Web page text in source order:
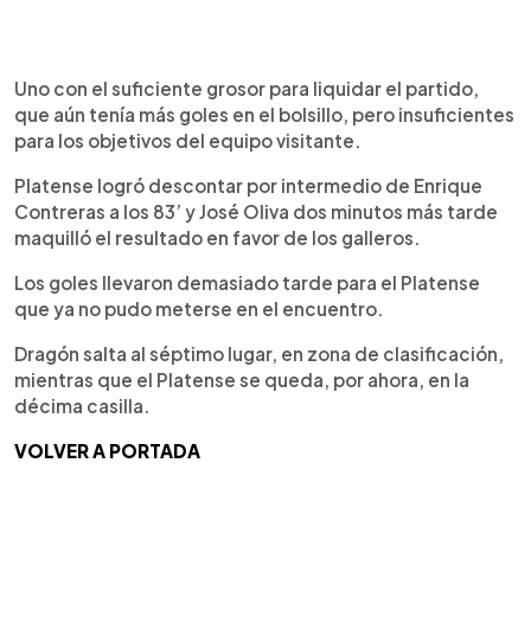
Uno con el suficiente grosor para liquidar el partido,
que aún tenía más goles en el bolsillo, pero insuficientes
para los objetivos del equipo visitante.
Platense logró descontar por intermedio de Enrique
Contreras a los 83’ y José Oliva dos minutos más tarde
maquilló el resultado en favor de los galleros.
Los goles llevaron demasiado tarde para el Platense
que ya no pudo meterse en el encuentro.
Dragón salta al séptimo lugar, en zona de clasificación,
mientras que el Platense se queda, por ahora, en la
décima casilla.
VOLVER A PORTADA